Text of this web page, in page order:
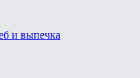
и выпечка